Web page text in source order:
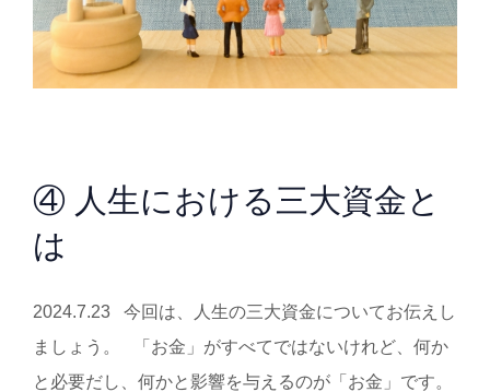
④ 人生における三大資金と
は
2024.7.23 今回は、人生の三大資金についてお伝えし
ましょう。 「お金」がすべてではないけれど、何か
と必要だし、何かと影響を与えるのが「お金」です。